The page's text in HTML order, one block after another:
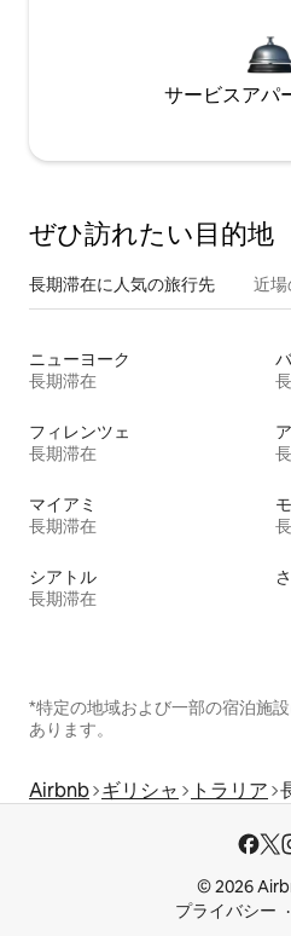
サービスアパ
ぜひ訪⁠れ⁠た⁠い目⁠的⁠地
長期滞在に人気の旅行先 近
ニューヨーク
長期滞在
フィレンツェ
長期滞在
マイアミ
長期滞在
シアトル
長期滞在
*特定の地域および一部の宿泊施
あります。
Airbnb ギリシャ トラリア
© 2026
プライバシー